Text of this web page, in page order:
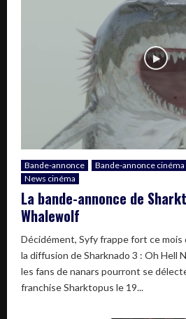
Bande-annonce Bande-annonce cinéma
News cinéma
La bande-annonce de
Whalewolf
Décidément, Syfy frappe fort ce
la diffusion de Sharknado 3 : Oh Hell
les fans de nanars pourront se
franchise Sharktopus le 19...